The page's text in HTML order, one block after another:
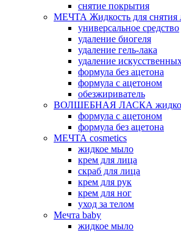
снятие покрытия
МЕЧТА Жидкость для снятия
универсальное средство
удаление биогеля
удаление гель-лака
удаление
формула без ацетона
формула с ацетоном
обезжириватель
ВОЛШЕБНАЯ ЛАСКА
формула с ацетоном
формула без ацетона
МЕЧТА cosmetics
жидкое мыло
крем для лица
скраб для лица
крем для рук
крем для ног
уход за телом
Мечта baby
жидкое мыло